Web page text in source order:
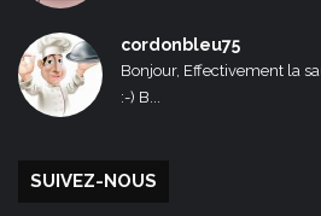
cordonbleu75
Bonjour, Effectivement la
:-) B...
SUIVEZ-NOUS